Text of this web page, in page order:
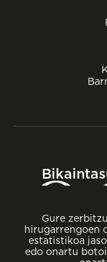
Gure
hirugarrengoen
estatistikoa
edo onartu